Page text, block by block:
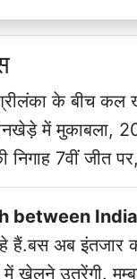
के बीच कल
में मुकाबला,
निगाह 7वीं जीत
between
अब इंतजार की
खेलने उतरेंगी.